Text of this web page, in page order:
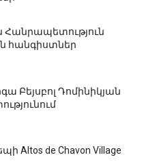
Հանրապետություն
հանգիստներ
Բեյսբոլ Դոմինիկյան
Altos de Chavon Village